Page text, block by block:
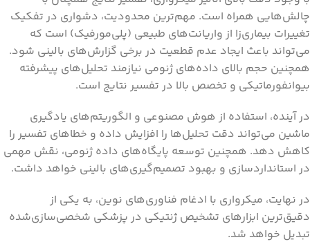
چالش‌هایی همراه است. مهم‌ترین محدودیت، دشواری در تفکیک
تغییرات بیماری‌زا از واریانت‌های طبیعی (پلی‌مورفیک) است که
می‌تواند باعث ایجاد عدم قطعیت در برخی گزارش‌های بالینی شود.
همچنین حجم بالای داده‌های ژنومی نیازمند تحلیل‌های پیشرفته
بیوانفورماتیکی و تخصص بالا در تفسیر نتایج است.
در آینده، استفاده از هوش مصنوعی و الگوریتم‌های یادگیری
ماشین می‌تواند دقت تحلیل‌ها را افزایش داده و خطاهای تفسیر را
کاهش دهد. همچنین توسعه پایگاه‌های داده ژنومی، نقش مهمی
در استانداردسازی و بهبود تصمیم‌گیری‌های بالینی خواهد داشت.
در نهایت، میکرواری با ادغام فناوری‌های نوین، به یکی از
دقیق‌ترین ابزارهای تشخیص ژنتیکی در پزشکی شخصی‌سازی‌شده
تبدیل خواهد شد.